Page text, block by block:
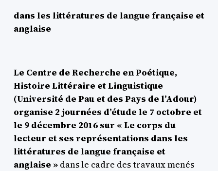
dans les littératures de langue française et
anglaise
Le Centre de Recherche en Poétique,
Histoire Littéraire et Linguistique
(Université de Pau et des Pays de l’Adour)
organise 2 journées d’étude le 7 octobre et
le 9 décembre 2016 sur « Le corps du
lecteur et ses représentations dans les
littératures de langue française et
anglaise » dans le cadre des travaux menés